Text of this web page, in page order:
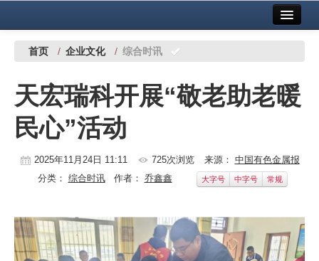
中国有色金属报社主办 广告服务
铜镍铅锌
铝
稀有稀土
科技
镁钛
首页 / 企业文化 / 综合时讯
天宏瑞科开展“敬老助老暖
民心”活动
2025年11月24日 11:11 725次浏览 来源： 中国有色金属报
分类： 综合时讯作者： 乔鑫鑫 大字号 中字号 常规